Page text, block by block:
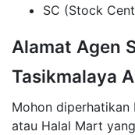
SC (Stock
Alamat Agen
Tasikmalaya
Mohon diperhatikan
atau Halal Mart